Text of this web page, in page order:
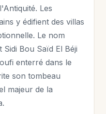
Les
y édifient des villas
Le nom
Bou Saïd El Béji
enterré dans le
son tombeau
majeur de la